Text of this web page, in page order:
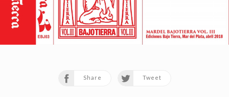
Share Tweet